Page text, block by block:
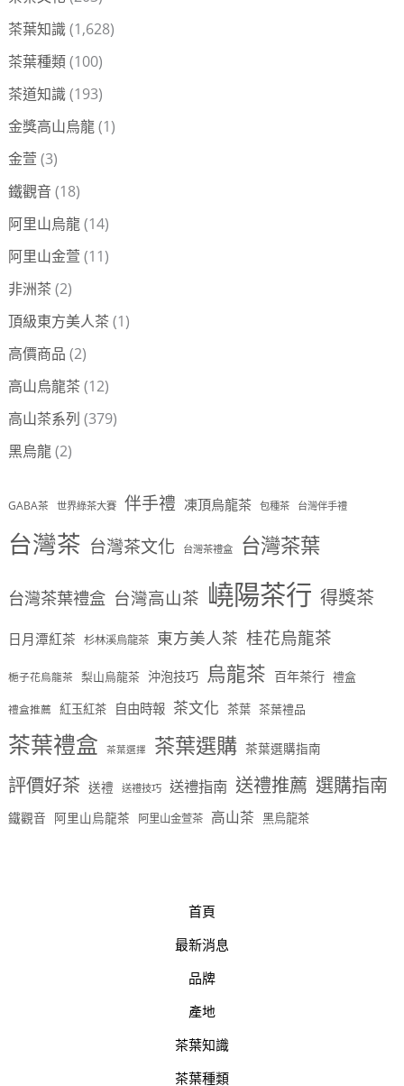
茶葉知識(1,628)
茶葉種類(100)
茶道知識(193)
金獎高山烏龍(1)
金萱 (3)
鐵觀音 (18)
阿里山烏龍(14)
阿里山金萱 (11)
非洲茶 (2)
頂級東方美人茶 (1)
高價商品 (2)
高山烏龍茶 (12)
高山茶系列 (379)
黑烏龍(2)
GABA茶 世界綠茶大賽 伴手禮 凍頂烏龍茶 包種茶 台灣伴手禮
台灣茶 台灣茶文化 台灣茶禮盒 台灣茶葉
台灣茶葉禮盒 台灣高山茶 嶢陽茶行 得獎茶
日月潭紅茶 杉林溪烏龍茶 東方美人茶 桂花烏龍茶
梔子花烏龍茶 梨山烏龍茶 沖泡技巧 烏龍茶 百年茶行 禮盒
禮盒推薦 紅玉紅茶 自由時報 茶文化 茶葉 茶葉禮品
茶葉禮盒 茶葉選擇 茶葉選購 茶葉選購指南
評價好茶 送禮 送禮技巧 送禮指南 送禮推薦 選購指南
鐵觀音 阿里山烏龍茶 阿里山金萱茶 高山茶 黑烏龍茶
首頁
最新消息
品牌
產地
茶葉知識
茶葉種類